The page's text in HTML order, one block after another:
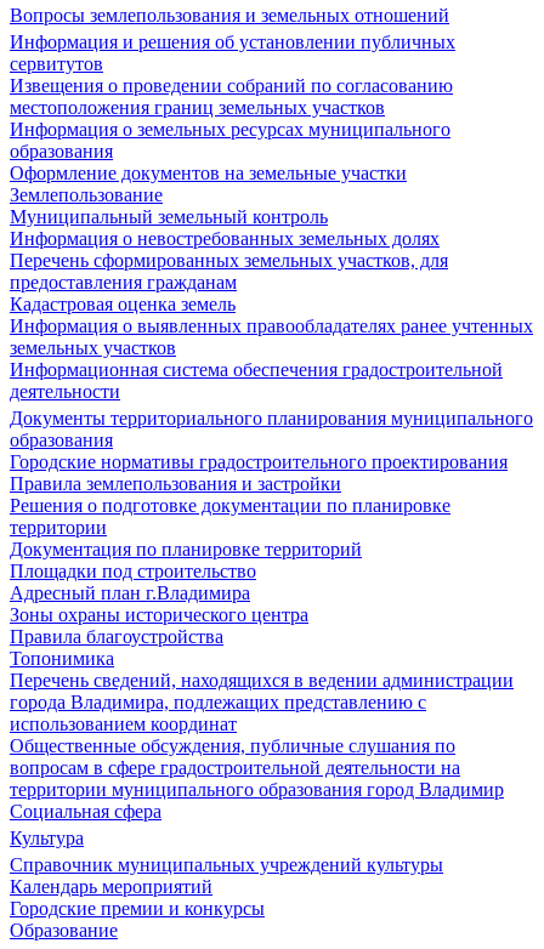
Вопросы землепользования и земельных отношений
Информация и решения об установлении публичных
сервитутов
Извещения о проведении собраний по согласованию
местоположения границ земельных участков
Информация о земельных ресурсах муниципального
образования
Оформление документов на земельные участки
Землепользование
Муниципальный земельный контроль
Информация о невостребованных земельных долях
Перечень сформированных земельных участков, для
предоставления гражданам
Кадастровая оценка земель
Информация о выявленных правообладателях ранее учтенных
земельных участков
Информационная система обеспечения градостроительной
деятельности
Документы территориального планирования муниципального
образования
Городские нормативы градостроительного проектирования
Правила землепользования и застройки
Решения о подготовке документации по планировке
территории
Документация по планировке территорий
Площадки под строительство
Адресный план г.Владимира
Зоны охраны исторического центра
Правила благоустройства
Топонимика
Перечень сведений, находящихся в ведении администрации
города Владимира, подлежащих представлению с
использованием координат
Общественные обсуждения, публичные слушания по
вопросам в сфере градостроительной деятельности на
территории муниципального образования город Владимир
Социальная сфера
Культура
Справочник муниципальных учреждений культуры
Календарь мероприятий
Городские премии и конкурсы
Образование